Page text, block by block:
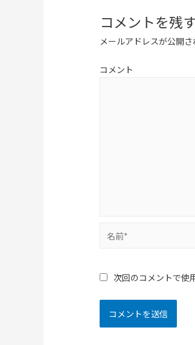
コメントを残
メールアドレスが公開さ
コメント
次回のコメントで使